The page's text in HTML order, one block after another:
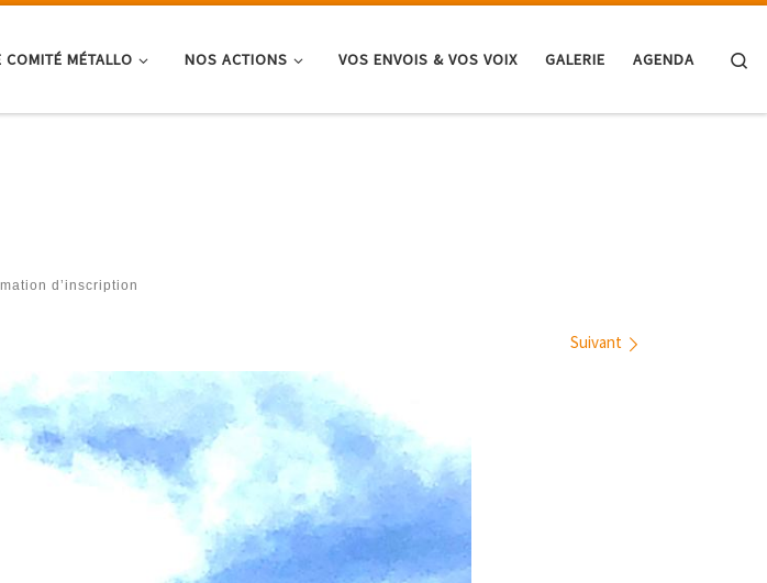
COMITÉ MÉTALLO NOS ACTIONS VOS ENVOIS & VOS VOIX GALERIE AGENDA
d’inscription
Suivant